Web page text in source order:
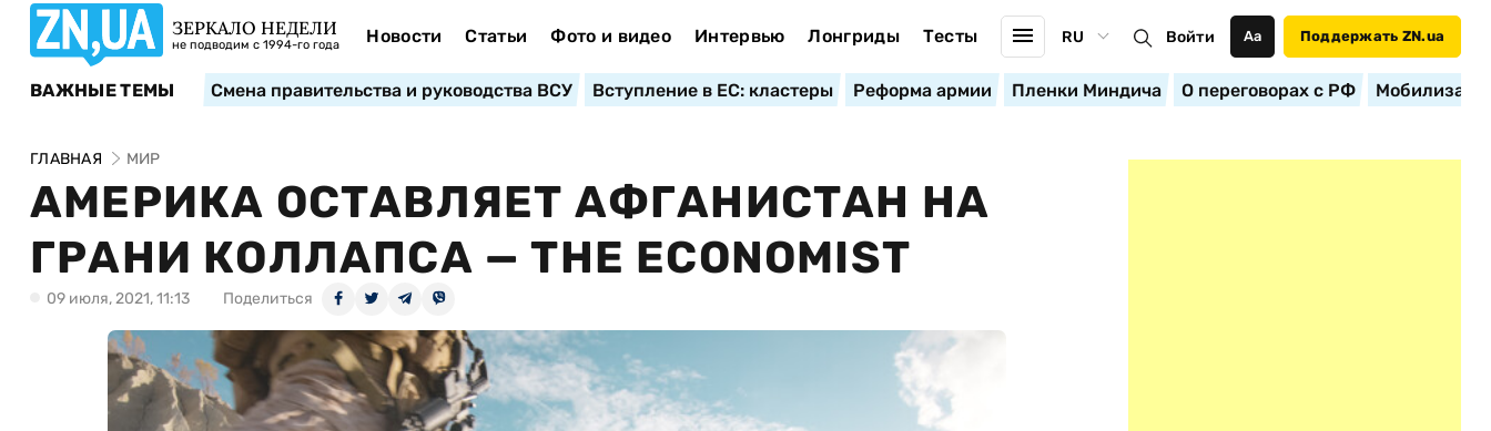
ЗЕРКАЛО НЕДЕЛИ
не подводим с 1994-го года Новости Статьи Фото и видео Интервью Лонгриды Тесты RU Войти Аа Поддержать ZN.ua
ВАЖНЫЕ ТЕМЫ Смена правительства и руководства ВСУ Вступление в ЕС: кластеры Реформа армии Пленки Миндича О переговорах с РФ
ГЛАВНАЯ МИР
АМЕРИКА ОСТАВЛЯЕТ АФГАНИСТАН НА
ГРАНИ КОЛЛАПСА — THE ECONOMIST
09 июля, 2021, 11:13 Поделиться